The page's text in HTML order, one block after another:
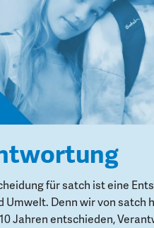
für satch ist eine
Umwelt. Denn wir von satch
Jahren entschieden,